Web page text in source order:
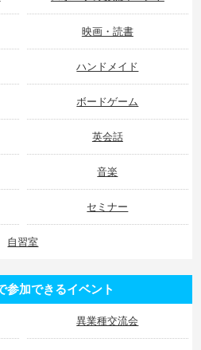
映画・読書
ハンドメイド
ボードゲーム
英会話
音楽
セミナー
自習室
参加できるイベント
異業種交流会